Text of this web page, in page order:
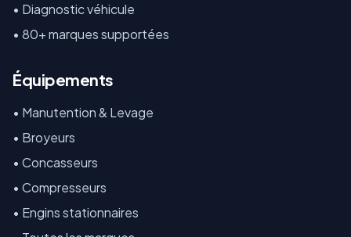
• Diagnostic véhicule
• 80+ marques supportées
Équipements
• Manutention & Levage
• Broyeurs
• Concasseurs
• Compresseurs
• Engins stationnaires